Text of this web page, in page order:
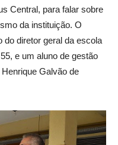
Central, para falar sobre
da instituição. O
do diretor geral da escola
e um aluno de gestão
Galvão de